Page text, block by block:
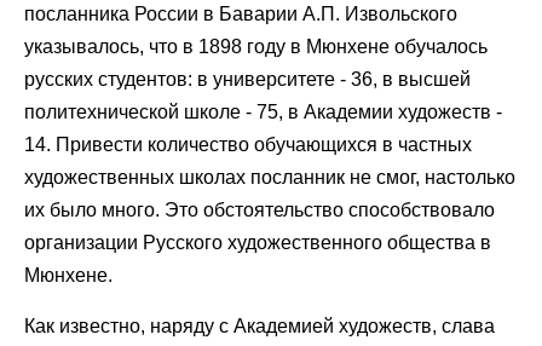
посланника России в Баварии А.П. Извольского
указывалось, что в 1898 году в Мюнхене обучалось
русских студентов: в университете - 36, в высшей
политехнической школе - 75, в Академии художеств -
14. Привести количество обучающихся в частных
художественных школах посланник не смог, настолько
их было много. Это обстоятельство способствовало
организации Русского художественного общества в
Мюнхене.
Как известно, наряду с Академией художеств, слава